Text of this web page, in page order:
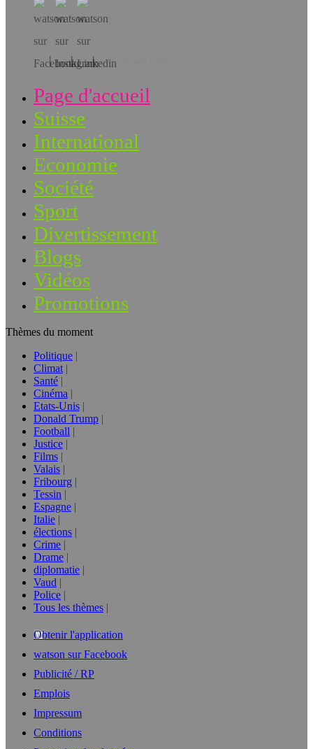
Téléchargez l’app!
Page d'accueil
Suisse
International
Economie
Société
Sport
Divertissement
Blogs
Vidéos
Promotions
Thèmes du moment
Politique
Climat
Santé
Cinéma
Etats-Unis
Donald Trump
Football
Justice
Films
Valais
Fribourg
Tessin
Espagne
Italie
élections
Crime
Drame
diplomatie
Vaud
Police
Tous les thèmes
Obtenir l'application
watson sur Facebook
Publicité / RP
Emplois
Impressum
Conditions